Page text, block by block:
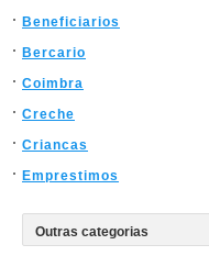
Beneficiarios
Bercario
Coimbra
Creche
Criancas
Emprestimos